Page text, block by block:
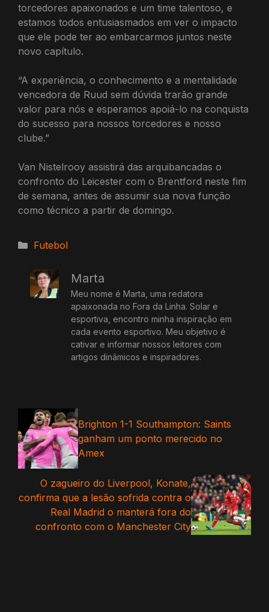
torcedores apaixonados e um time talentoso, e
estamos todos entusiasmados em ver o impacto
que ele pode ter ao embarcarmos juntos neste
novo capítulo.
“A experiência, o conhecimento e a mentalidade
vencedora de Ruud sem dúvida trarão grande
valor para nós e esperamos apoiá-lo na conquista
do sucesso para nossos torcedores e nosso
clube.”
Van Nistelrooy assistirá das arquibancadas o
confronto do Leicester com o Brentford neste fim
de semana, antes de assumir sua nova função
como técnico a partir de domingo.
Categorias
Futebol
Marta
Meu nome é Marta, uma redatora
apaixonada no Fora da Linha. Solar e
esportiva, encontro minha inspiração em
cada evento esportivo. Meu objetivo é
cativar e informar nossos leitores com
artigos dinâmicos e inspiradores.
Brighton 1-1 Southampton: Saints
ganham um ponto merecido no
Amex
O zagueiro do Liverpool, Konate,
confirma que a lesão sofrida contra o
Real Madrid o manterá fora do
confronto com o Manchester City